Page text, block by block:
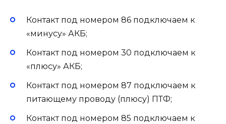
Контакт под номером 86 подключаем к
«минусу» АКБ;
Контакт под номером 30 подключаем к
«плюсу» АКБ;
Контакт под номером 87 подключаем к
питающему проводу (плюсу) ПТФ;
Контакт под номером 85 подключаем к